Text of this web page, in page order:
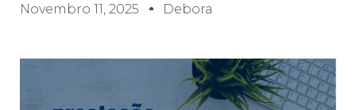
Novembro 11, 2025 Debora